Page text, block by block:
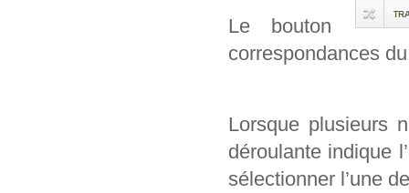
Le bouton
correspondances
Lorsque plusieurs
déroulante indique
sélectionner l’une